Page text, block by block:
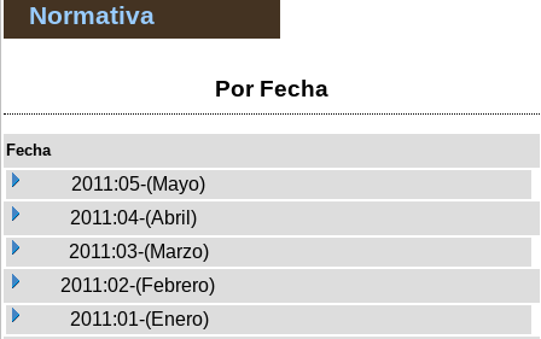
Normativa
Por Fecha
Fecha
2011:05-(Mayo)
2011:04-(Abril)
2011:03-(Marzo)
2011:02-(Febrero)
2011:01-(Enero)